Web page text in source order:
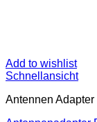
Add to wishlist
Schnellansicht
Antennen Adapter